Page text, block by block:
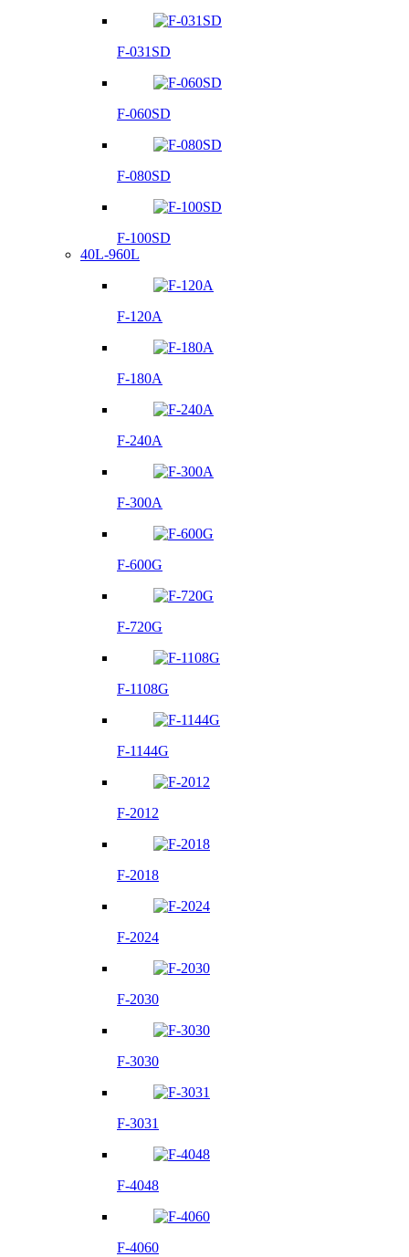
F-031SD
F-060SD
F-080SD
F-100SD
40L-960L
F-120A
F-180A
F-240A
F-300A
F-600G
F-720G
F-1108G
F-1144G
F-2012
F-2018
F-2024
F-2030
F-3030
F-3031
F-4048
F-4060